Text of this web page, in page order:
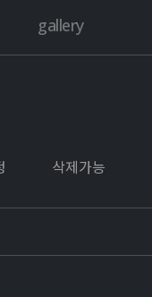
gallery
삭제가능